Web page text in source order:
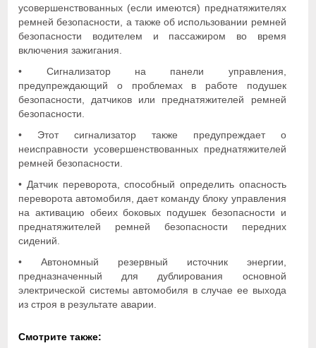
усовершенствованных (если имеются) преднатяжителях
ремней безопасности, а также об использовании ремней
безопасности водителем и пассажиром во время
включения зажигания.
• Сигнализатор на панели управления,
предупреждающий о проблемах в работе подушек
безопасности, датчиков или преднатяжителей ремней
безопасности.
• Этот сигнализатор также предупреждает о
неисправности усовершенствованных преднатяжителей
ремней безопасности.
• Датчик переворота, способный определить опасность
переворота автомобиля, дает команду блоку управления
на активацию обеих боковых подушек безопасности и
преднатяжителей ремней безопасности передних
сидений.
• Автономный резервный источник энергии,
предназначенный для дублирования основной
электрической системы автомобиля в случае ее выхода
из строя в результате аварии.
Смотрите также: